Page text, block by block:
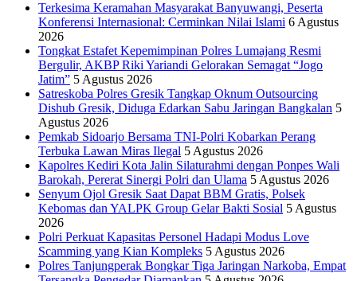
Terkesima Keramahan Masyarakat Banyuwangi, Peserta
Konferensi Internasional: Cerminkan Nilai Islami 6 Agustus
2026
Tongkat Estafet Kepemimpinan Polres Lumajang Resmi
Bergulir, AKBP Riki Yariandi Gelorakan Semagat “Jogo
Jatim” 5 Agustus 2026
Satreskoba Polres Gresik Tangkap Oknum Outsourcing
Dishub Gresik, Diduga Edarkan Sabu Jaringan Bangkalan 5
Agustus 2026
Pemkab Sidoarjo Bersama TNI-Polri Kobarkan Perang
Terbuka Lawan Miras Ilegal 5 Agustus 2026
Kapolres Kediri Kota Jalin Silaturahmi dengan Ponpes Wali
Barokah, Pererat Sinergi Polri dan Ulama 5 Agustus 2026
Senyum Ojol Gresik Saat Dapat BBM Gratis, Polsek
Kebomas dan YALPK Group Gelar Bakti Sosial 5 Agustus
2026
Polri Perkuat Kapasitas Personel Hadapi Modus Love
Scamming yang Kian Kompleks 5 Agustus 2026
Polres Tanjungperak Bongkar Tiga Jaringan Narkoba, Empat